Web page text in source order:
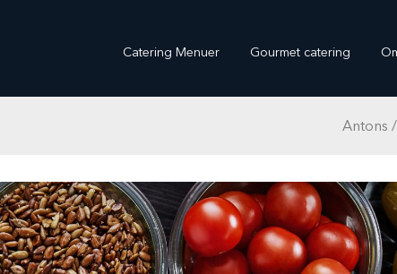
Catering Menuer Gourmet catering
Antons /